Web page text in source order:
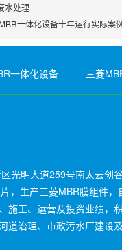
水处理
一体化设备十年运行实际案
一体化设备 三菱
光明大道259号南太云创
，生产三菱MBR膜组件
工、运营及投资业绩
治理、市政污水厂建设